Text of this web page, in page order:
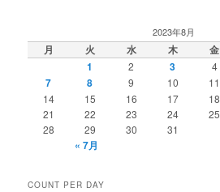
2023年8月
月 火 水 木 金
1
2 3 4
7 8 9 10 11
14
15 16 17 18
21
22 23 24 25
28
29 30 31
« 7月
COUNT PER DAY